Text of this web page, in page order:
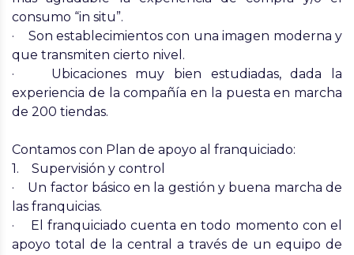
consumo “in situ”.
· Son establecimientos con una imagen moderna y
que transmiten cierto nivel.
· Ubicaciones muy bien estudiadas, dada la
experiencia de la compañía en la puesta en marcha
de 200 tiendas.
Contamos con Plan de apoyo al franquiciado:
1. Supervisión y control
· Un factor básico en la gestión y buena marcha de
las franquicias.
· El franquiciado cuenta en todo momento con el
apoyo total de la central a través de un equipo de